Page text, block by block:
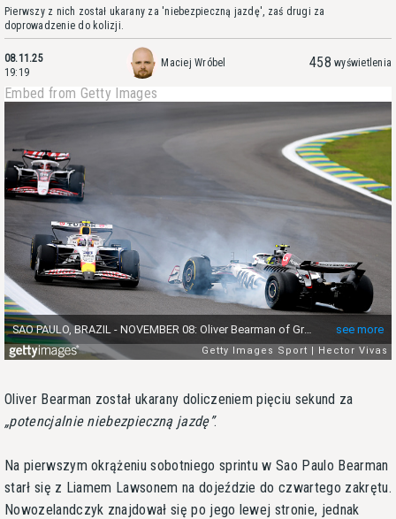
Pierwszy z nich został ukarany za 'niebezpieczną jazdę', zaś drugi za
doprowadzenie do kolizji.
08.11.25
19:19
Maciej Wróbel 458 wyświetlenia
Embed from Getty Images
Oliver Bearman został ukarany doliczeniem pięciu sekund za
potencjalnie niebezpieczną jazdę .
Na pierwszym okrążeniu sobotniego sprintu w Sao Paulo Bearman
starł się z Liamem Lawsonem na dojeździe do czwartego zakrętu.
Nowozelandczyk znajdował się po jego lewej stronie, jednak